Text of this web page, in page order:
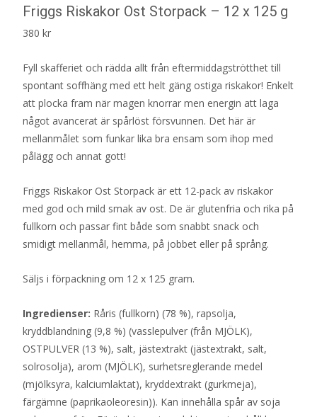
Friggs Riskakor Ost Storpack – 12 x 125 g
380 kr
Fyll skafferiet och rädda allt från eftermiddagströtthet till
spontant soffhäng med ett helt gäng ostiga riskakor! Enkelt
att plocka fram när magen knorrar men energin att laga
något avancerat är spårlöst försvunnen. Det här är
mellanmålet som funkar lika bra ensam som ihop med
pålägg och annat gott!
Friggs Riskakor Ost Storpack är ett 12-pack av riskakor
med god och mild smak av ost. De är glutenfria och rika på
fullkorn och passar fint både som snabbt snack och
smidigt mellanmål, hemma, på jobbet eller på språng.
Säljs i förpackning om 12 x 125 gram.
Ingredienser: Råris (fullkorn) (78 %), rapsolja,
kryddblandning (9,8 %) (vasslepulver (från MJÖLK),
OSTPULVER (13 %), salt, jästextrakt (jästextrakt, salt,
solrosolja), arom (MJÖLK), surhetsreglerande medel
(mjölksyra, kalciumlaktat), kryddextrakt (gurkmeja),
färgämne (paprikaoleoresin)). Kan innehålla spår av soja